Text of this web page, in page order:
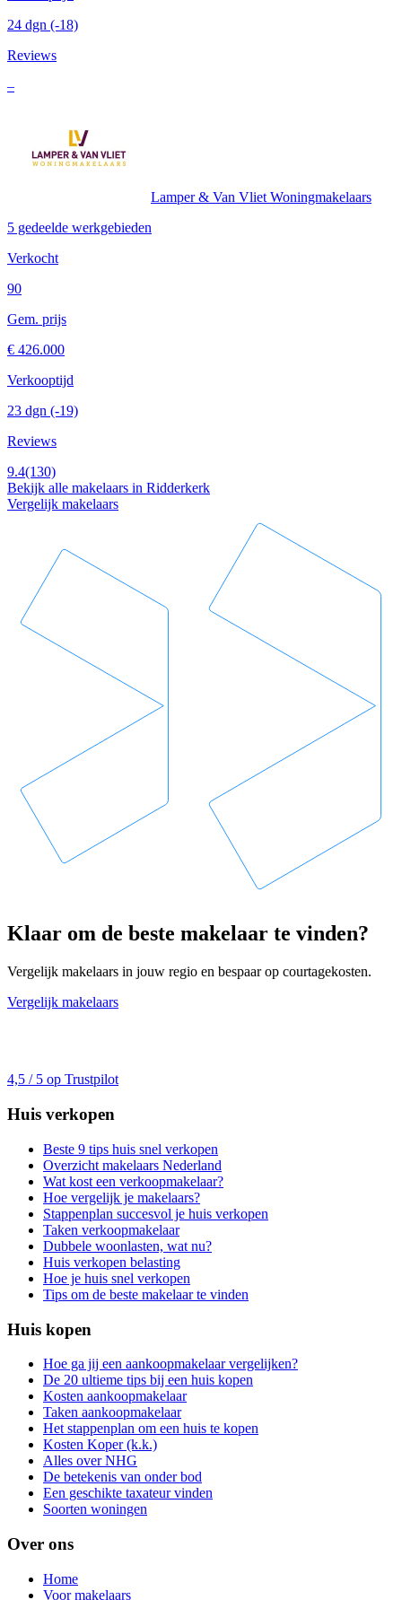
24 dgn (-18)
Reviews
–
Lamper & Van Vliet Woningmakelaars
5 gedeelde werkgebieden
Verkocht
90
Gem. prijs
€ 426.000
Verkooptijd
23 dgn (-19)
Reviews
9.4(130)
Bekijk alle makelaars in Ridderkerk
Vergelijk makelaars
Klaar om de beste makelaar te vinden?
Vergelijk makelaars in jouw regio en bespaar op courtagekosten.
Vergelijk makelaars
4,5 / 5 op Trustpilot
Huis verkopen
Beste 9 tips huis snel verkopen
Overzicht makelaars Nederland
Wat kost een verkoopmakelaar?
Hoe vergelijk je makelaars?
Stappenplan succesvol je huis verkopen
Taken verkoopmakelaar
Dubbele woonlasten, wat nu?
Huis verkopen belasting
Hoe je huis snel verkopen
Tips om de beste makelaar te vinden
Huis kopen
Hoe ga jij een aankoopmakelaar vergelijken?
De 20 ultieme tips bij een huis kopen
Kosten aankoopmakelaar
Taken aankoopmakelaar
Het stappenplan om een huis te kopen
Kosten Koper (k.k.)
Alles over NHG
De betekenis van onder bod
Een geschikte taxateur vinden
Soorten woningen
Over ons
Home
Voor makelaars